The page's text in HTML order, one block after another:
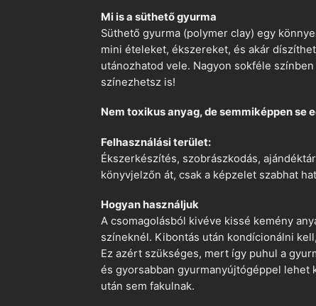
Mi is a süthető gyurma
Süthető gyurma (polymer clay) egy
mini ételeket, ékszereket, és akár
utánozhatod vele. Nagyon sokféle
színezhetsz is!
Nem toxikus anyag, de semmiképpen se
Felhasználási terület:
Ékszerkészítés, szobrászkodás,
könyvjelzőn át, csak a képzelet szabhat
Hogyan használjuk
A csomagolásból kivéve kissé kemény
színeknél. Kibontás után kondícionálni
Ez azért szükséges, mert így puhul a
és gyorsabban gyurmanyújtógéppel
után sem fakulnak.